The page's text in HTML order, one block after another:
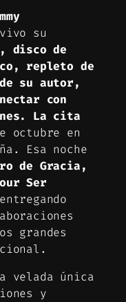
su
disco de
repleto de
su autor,
con
La cita
octubre en
Esa noche
de Gracia,
Ser
grandes
velada única
y